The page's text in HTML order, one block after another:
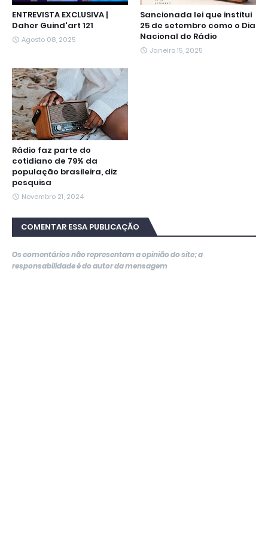
ENTREVISTA EXCLUSIVA |
Daher Guind'art 121
Agosto 08, 2025
Sancionada lei que institui
25 de setembro como o Dia
Nacional do Rádio
Janeiro 15, 2025
Rádio faz parte do
cotidiano de 79% da
população brasileira, diz
pesquisa
Novembro 21, 2024
COMENTAR ESSA PUBLICAÇÃO
Os comentários não representam a opinião do site; a
responsabilidade é do autor da mensagem